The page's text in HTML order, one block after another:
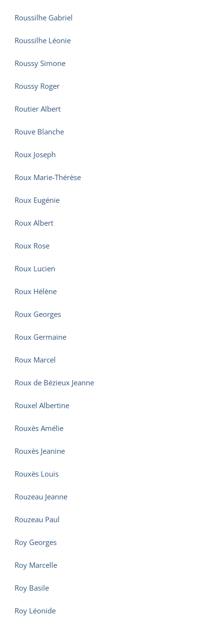
Roussilhe Gabriel
Roussilhe Léonie
Roussy Simone
Roussy Roger
Routier Albert
Rouve Blanche
Roux Joseph
Roux Marie-Thérèse
Roux Eugénie
Roux Albert
Roux Rose
Roux Lucien
Roux Hélène
Roux Georges
Roux Germaine
Roux Marcel
Roux de Bézieux Jeanne
Rouxel Albertine
Rouxès Amélie
Rouxès Jeanine
Rouxès Louis
Rouzeau Jeanne
Rouzeau Paul
Roy Georges
Roy Marcelle
Roy Basile
Roy Léonide